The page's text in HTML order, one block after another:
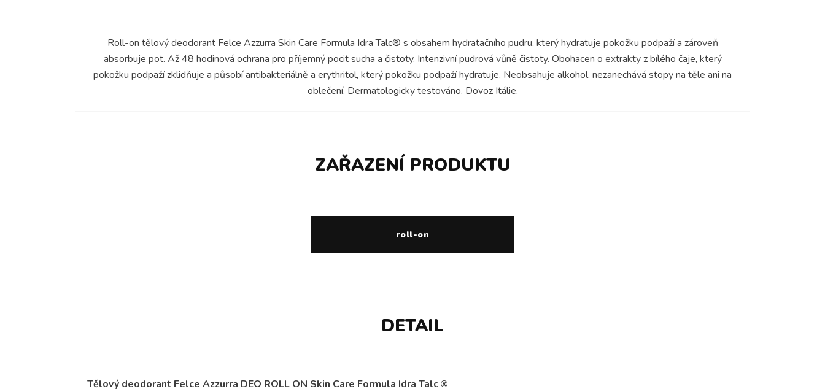
Roll-on tělový deodorant Felce Azzurra Skin Care Formula Idra Talc® s obsahem hydratačního pudru, který hydratuje pokožku podpaží a zároveň
absorbuje pot. Až 48 hodinová ochrana pro příjemný pocit sucha a čistoty. Intenzivní pudrová vůně čistoty. Obohacen o extrakty z bílého čaje, který
pokožku podpaží zklidňuje a působí antibakteriálně a erythritol, který pokožku podpaží hydratuje. Neobsahuje alkohol, nezanechává stopy na těle ani na
oblečení. Dermatologicky testováno. Dovoz Itálie.
ZAŘAZENÍ PRODUKTU
roll-on
DETAIL
Tělový deodorant Felce Azzurra DEO ROLL ON Skin Care Formula Idra Talc ®